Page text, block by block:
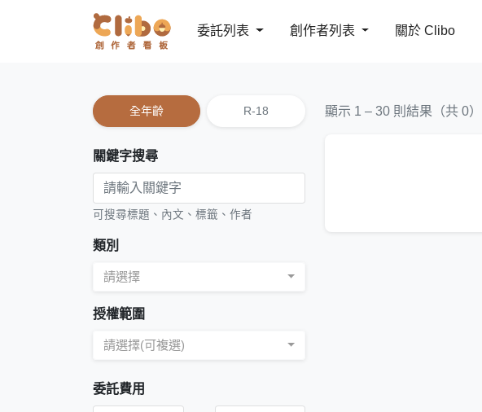
委託列表 創作者列表 關於 Clibo
全年齡 R-18
關鍵字搜尋
可搜尋標題、內文、標籤、作者
類別
請選擇
授權範圍
請選擇(可複選)
委託費用
顯示 1 – 30 則結果（共 0）